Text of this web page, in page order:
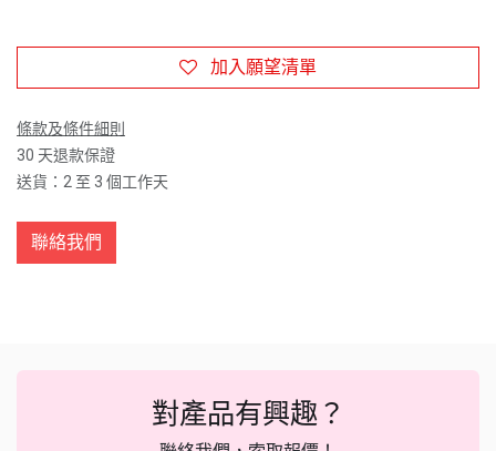
加入願望清單
條款及條件細則
30 天退款保證
送貨：2 至 3 個工作天
聯絡我們
對產品有興趣？